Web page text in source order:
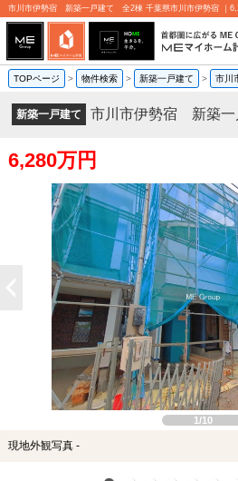
TOPページ > 物件検索 > 新築一戸建て > 市川
新築一戸建て 市川市伊勢宿 新築
6,280万円
1/10
現地外観写真 -